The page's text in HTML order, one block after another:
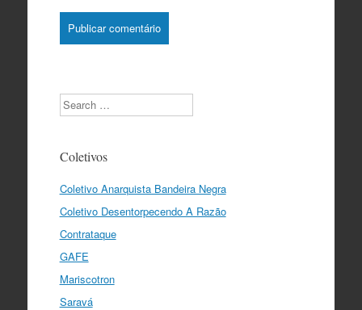
Search
Coletivos
Coletivo Anarquista Bandeira Negra
Coletivo Desentorpecendo A Razão
Contrataque
GAFE
Mariscotron
Saravá